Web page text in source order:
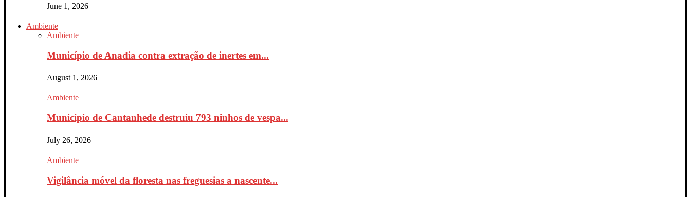
June 1, 2026
Ambiente
Ambiente
Município de Anadia contra extração de inertes em...
August 1, 2026
Ambiente
Município de Cantanhede destruiu 793 ninhos de vespa...
July 26, 2026
Ambiente
Vigilância móvel da floresta nas freguesias a nascente...